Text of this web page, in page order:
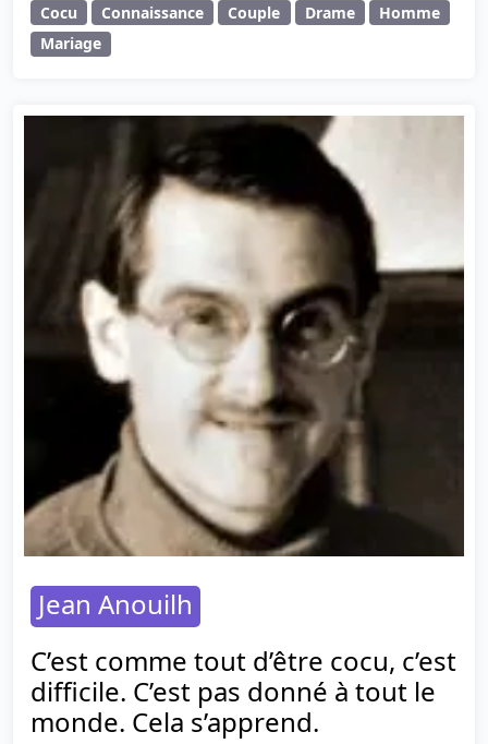
Cocu Connaissance Couple Drame
Homme
Mariage
Jean Anouilh
C’est comme tout d’être cocu, c’est
difficile. C’est pas donné à tout le
monde. Cela s’apprend.